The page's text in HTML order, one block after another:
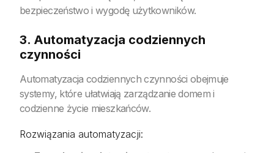
bezpieczeństwo i wygodę użytkowników.
3. Automatyzacja codziennych
czynności
Automatyzacja codziennych czynności obejmuje
systemy, które ułatwiają zarządzanie domem i
codzienne życie mieszkańców.
Rozwiązania automatyzacji: